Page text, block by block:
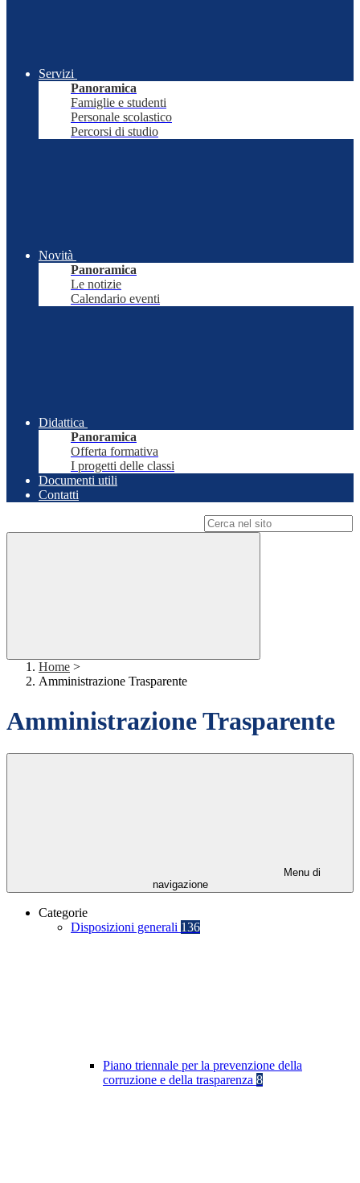
Servizi
Panoramica
Famiglie e studenti
Personale scolastico
Percorsi di studio
Novità
Panoramica
Le notizie
Calendario eventi
Didattica
Panoramica
Offerta formativa
I progetti delle classi
Documenti utili
Contatti
Home >
Amministrazione Trasparente
Amministrazione Trasparente
Menu di
navigazione
Categorie
Disposizioni generali 136
Piano triennale per la prevenzione della
corruzione e della trasparenza 8